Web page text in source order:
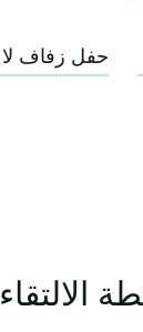
حفل زفاف